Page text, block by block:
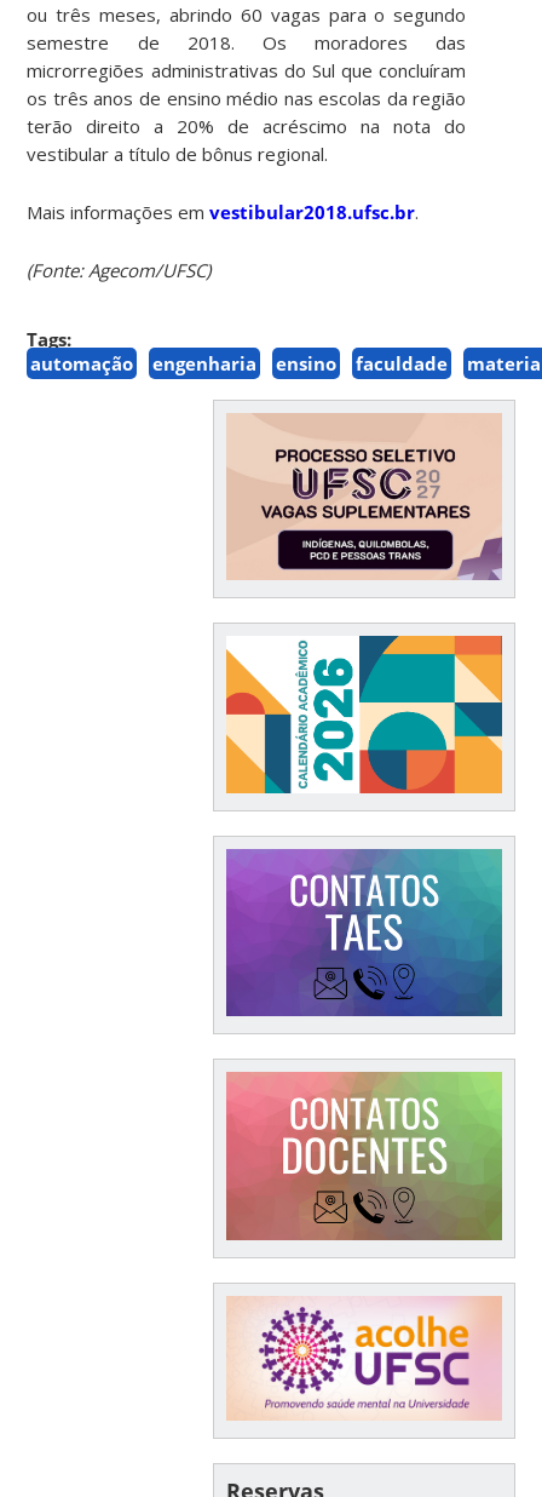
ou três meses, abrindo 60 vagas para o segundo
semestre de 2018. Os moradores das
microrregiões administrativas do Sul que concluíram
os três anos de ensino médio nas escolas da região
terão direito a 20% de acréscimo na nota do
vestibular a título de bônus regional.
Mais informações emvestibular2018.ufsc.br.
(Fonte: Agecom/UFSC)
Tags:
automação
engenharia ensino faculdade
Reservas